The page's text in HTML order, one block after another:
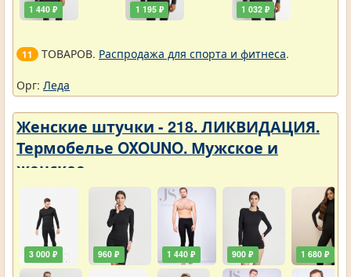
1 440 ₽ 1 195 ₽ 1 032 ₽
11 ТОВАРОВ. Распродажа для спорта и фитнеса.
Орг: Леда
Женские штучки - 218. ЛИКВИДАЦИЯ.
Термобелье OXOUNO. Мужское и
женское
3 000 ₽ 960 ₽ 1 440 ₽ 900 ₽ 1 680 ₽